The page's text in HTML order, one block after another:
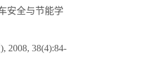
安全与节能学
2008, 38(4):84-